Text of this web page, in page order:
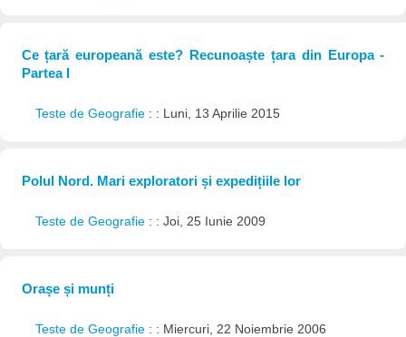
Ce țară europeană este? Recunoaște țara din Europa -
Partea I
Teste de Geografie : : Luni, 13 Aprilie 2015
Polul Nord. Mari exploratori și expedițiile lor
Teste de Geografie : : Joi, 25 Iunie 2009
Orașe și munți
Teste de Geografie : : Miercuri, 22 Noiembrie 2006